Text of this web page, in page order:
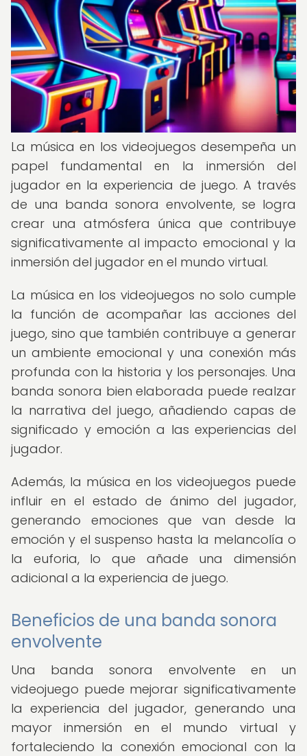
La música en los videojuegos desempeña un
papel fundamental en la inmersión del
jugador en la experiencia de juego. A través
de una banda sonora envolvente, se logra
crear una atmósfera única que contribuye
significativamente al impacto emocional y la
inmersión del jugador en el mundo virtual.
La música en los videojuegos no solo cumple
la función de acompañar las acciones del
juego, sino que también contribuye a generar
un ambiente emocional y una conexión más
profunda con la historia y los personajes. Una
banda sonora bien elaborada puede realzar
la narrativa del juego, añadiendo capas de
significado y emoción a las experiencias del
jugador.
Además, la música en los videojuegos puede
influir en el estado de ánimo del jugador,
generando emociones que van desde la
emoción y el suspenso hasta la melancolía o
la euforia, lo que añade una dimensión
adicional a la experiencia de juego.
Beneficios de una banda sonora
envolvente
Una banda sonora envolvente en un
videojuego puede mejorar significativamente
la experiencia del jugador, generando una
mayor inmersión en el mundo virtual y
fortaleciendo la conexión emocional con la